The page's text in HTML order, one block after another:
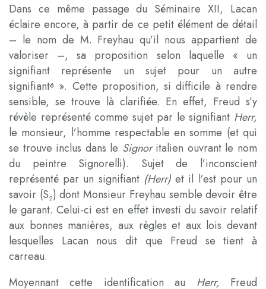
Dans ce même passage du Séminaire XII, Lacan
éclaire encore, à partir de ce petit élément de détail
– le nom de M. Freyhau qu’il nous appartient de
valoriser –, sa proposition selon laquelle « un
signifiant représente un sujet pour un autre
signifiant6
». Cette proposition, si difficile à rendre
sensible, se trouve là clarifiée. En effet, Freud s’y
révèle représenté comme sujet par le signifiant Herr,
le monsieur, l’homme respectable en somme (et qui
se trouve inclus dans le Signoritalien ouvrant le nom
du peintre Signorelli). Sujet de l’inconscient
représenté par un signifiant (Herr)et il l’est pour un
savoir (S2) dont Monsieur Freyhau semble devoir être
le garant. Celui-ci est en effet investi du savoir relatif
aux bonnes manières, aux règles et aux lois devant
lesquelles Lacan nous dit que Freud se tient à
carreau.
Moyennant cette identification au Herr, Freud